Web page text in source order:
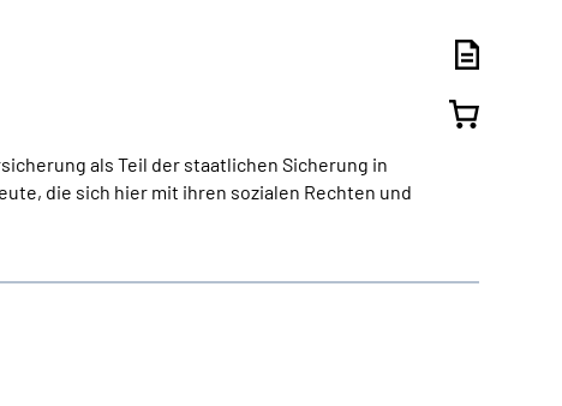
als Teil der staatlichen Sicherung in
die sich hier mit ihren sozialen Rechten und